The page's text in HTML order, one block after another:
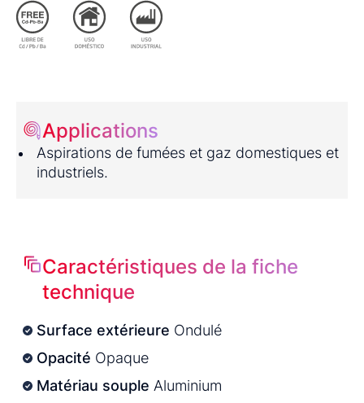
Applications
Aspirations de fumées et gaz domestiques et
industriels.
Caractéristiques de la fiche
technique
Surface extérieure Ondulé
Opacité Opaque
Matériau souple Aluminium